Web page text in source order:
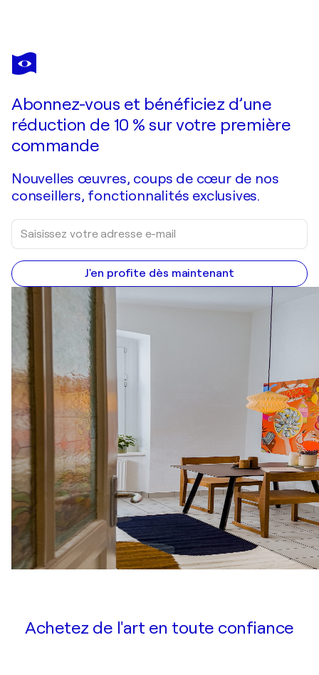
DR8 LOVE
New York Vogue – Original Painting on canvas
Abonnez-vous et bénéficiez d’une
réduction de 10 % sur votre première
commande
Nouvelles œuvres, coups de cœur de nos
conseillers, fonctionnalités exclusives.
J'en profite dès maintenant
Achetez de l'art en toute confiance